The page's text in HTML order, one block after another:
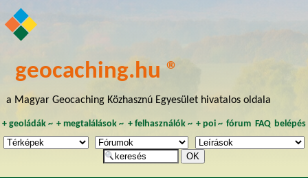
geocaching.hu ®
a Magyar Geocaching Közhasznú Egyesület hivatalos oldala
+ geoládák~ +megtalálások ~ + felhasználók~ + poi~ fórum FAQ belépés